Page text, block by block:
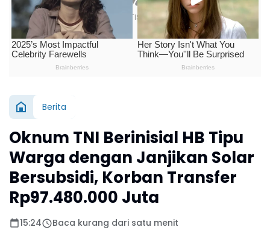
Berita
Oknum TNI Berinisial HB Tipu
Warga dengan Janjikan Solar
Bersubsidi, Korban Transfer
Rp97.480.000 Juta
15:24 Baca kurang dari satu menit